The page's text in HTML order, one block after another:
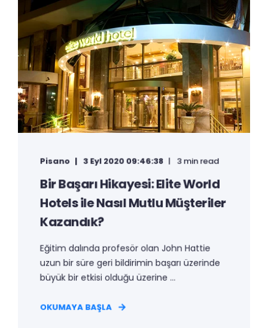
Pisano 3 Eyl 2020 09:46:38 3 min read
Bir Başarı Hikayesi: Elite World
Hotels ile Nasıl Mutlu Müşteriler
Kazandık?
Eğitim dalında profesör olan John Hattie
uzun bir süre geri bildirimin başarı üzerinde
büyük bir etkisi olduğu üzerine ...
OKUMAYA BAŞLA